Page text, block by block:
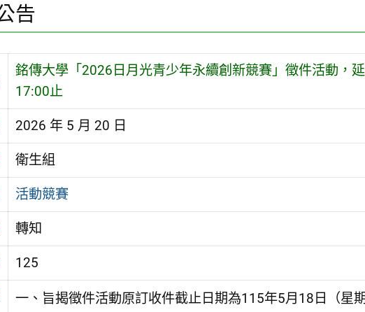
告
銘傳大學「2026日月光青少年永續創新競賽」徵件活動，
17:00止
2026 年 5 月 20 日
衛生組
活動競賽
轉知
125
一、旨揭徵件活動原訂收件截止日期為115年5月18日（星